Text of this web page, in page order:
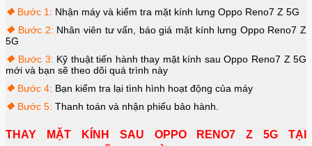
❖ Bước 1: Nhận máy và kiểm tra mặt kính lưng Oppo Reno7 Z 5G
❖ Bước 2: Nhân viên tư vấn, báo giá mặt kính lưng Oppo Reno7 Z
5G
❖ Bước 3: Kỹ thuật tiến hành thay mặt kính sauOppo Reno7 Z 5G
mới và bạn sẽ theo dõi quá trình này
❖ Bước 4: Bạn kiểm tra lại tình hình hoạt động của máy
❖ Bước 5: Thanh toán và nhận phiếu bảo hành.
THAY MẶT KÍNH SAU OPPO RENO7 Z 5G TẠI